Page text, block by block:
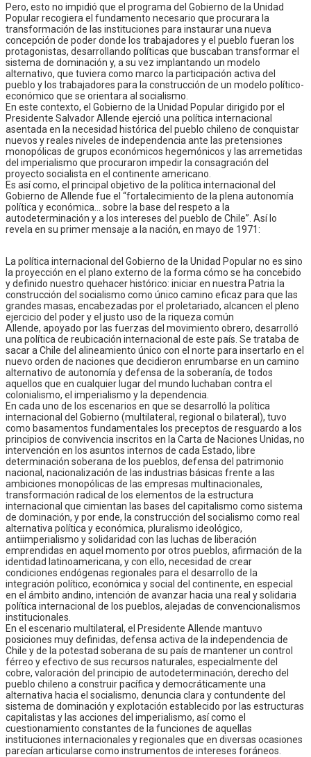
Pero, esto no impidió que el programa del Gobierno de la Unidad
Popular recogiera el fundamento necesario que procurara la
transformación de las instituciones para instaurar una nueva
concepción de poder donde los trabajadores y el pueblo fueran los
protagonistas, desarrollando políticas que buscaban transformar el
sistema de dominación y, a su vez implantando un modelo
alternativo, que tuviera como marco la participación activa del
pueblo y los trabajadores para la construcción de un modelo político-
económico que se orientara al socialismo.
En este contexto, el Gobierno de la Unidad Popular dirigido por el
Presidente Salvador Allende ejerció una política internacional
asentada en la necesidad histórica del pueblo chileno de conquistar
nuevos y reales niveles de independencia ante las pretensiones
monopólicas de grupos económicos hegemónicos y las arremetidas
del imperialismo que procuraron impedir la consagración del
proyecto socialista en el continente americano.
Es así como, el principal objetivo de la política internacional del
Gobierno de Allende fue el “fortalecimiento de la plena autonomía
política y económica… sobre la base del respeto a la
autodeterminación y a los intereses del pueblo de Chile”. Así lo
revela en su primer mensaje a la nación, en mayo de 1971:
La política internacional del Gobierno de la Unidad Popular no es sino
la proyección en el plano externo de la forma cómo se ha concebido
y definido nuestro quehacer histórico: iniciar en nuestra Patria la
construcción del socialismo como único camino eficaz para que las
grandes masas, encabezadas por el proletariado, alcancen el pleno
ejercicio del poder y el justo uso de la riqueza común
Allende, apoyado por las fuerzas del movimiento obrero, desarrolló
una política de reubicación internacional de este país. Se trataba de
sacar a Chile del alineamiento único con el norte para insertarlo en el
nuevo orden de naciones que decidieron enrumbarse en un camino
alternativo de autonomía y defensa de la soberanía, de todos
aquellos que en cualquier lugar del mundo luchaban contra el
colonialismo, el imperialismo y la dependencia.
En cada uno de los escenarios en que se desarrolló la política
internacional del Gobierno (multilateral, regional o bilateral), tuvo
como basamentos fundamentales los preceptos de resguardo a los
principios de convivencia inscritos en la Carta de Naciones Unidas, no
intervención en los asuntos internos de cada Estado, libre
determinación soberana de los pueblos, defensa del patrimonio
nacional, nacionalización de las industrias básicas frente a las
ambiciones monopólicas de las empresas multinacionales,
transformación radical de los elementos de la estructura
internacional que cimientan las bases del capitalismo como sistema
de dominación, y por ende, la construcción del socialismo como real
alternativa política y económica, pluralismo ideológico,
antiimperialismo y solidaridad con las luchas de liberación
emprendidas en aquel momento por otros pueblos, afirmación de la
identidad latinoamericana, y con ello, necesidad de crear
condiciones endógenas regionales para el desarrollo de la
integración político, económica y social del continente, en especial
en el ámbito andino, intención de avanzar hacia una real y solidaria
política internacional de los pueblos, alejadas de convencionalismos
institucionales.
En el escenario multilateral, el Presidente Allende mantuvo
posiciones muy definidas, defensa activa de la independencia de
Chile y de la potestad soberana de su país de mantener un control
férreo y efectivo de sus recursos naturales, especialmente del
cobre, valoración del principio de autodeterminación, derecho del
pueblo chileno a construir pacífica y democráticamente una
alternativa hacia el socialismo, denuncia clara y contundente del
sistema de dominación y explotación establecido por las estructuras
capitalistas y las acciones del imperialismo, así como el
cuestionamiento constantes de la funciones de aquellas
instituciones internacionales y regionales que en diversas ocasiones
parecían articularse como instrumentos de intereses foráneos.